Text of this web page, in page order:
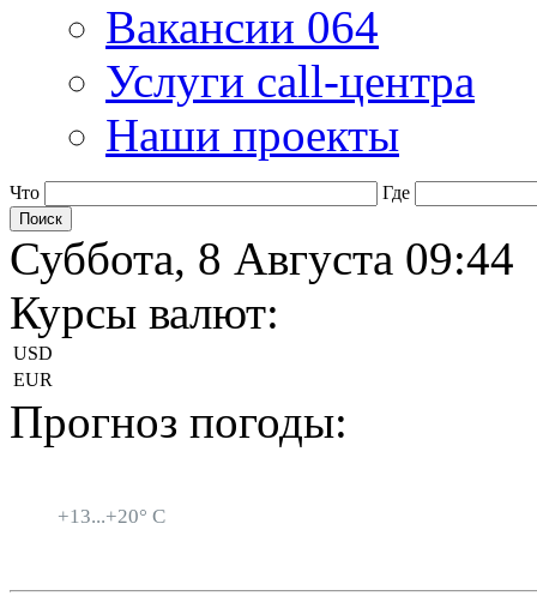
Вакансии 064
Услуги call-центра
Наши проекты
Что Где
Суббота, 8 Августа 09:44
Курсы валют:
USD
EUR
Прогноз погоды:
+13...+20° C